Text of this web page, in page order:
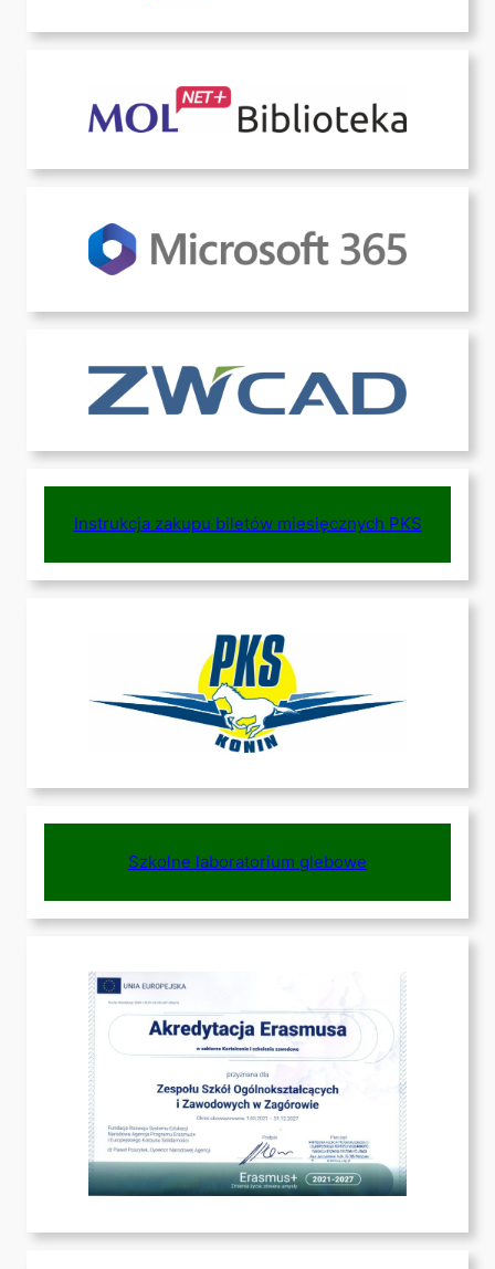
Instrukcja zakupu biletów miesięcznych PKS
Szkolne laboratorium glebowe